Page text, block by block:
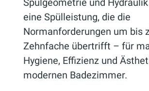
Spülgeometrie und
eine Spülleistung, die die
Normanforderungen um bis
Zehnfache übertrifft – für
Hygiene, Effizienz und
modernen Badezimmer.